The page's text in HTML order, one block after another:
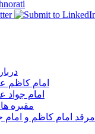
امام كاظم
امام جواد
مقبره
مرقد امام كاظم و امام